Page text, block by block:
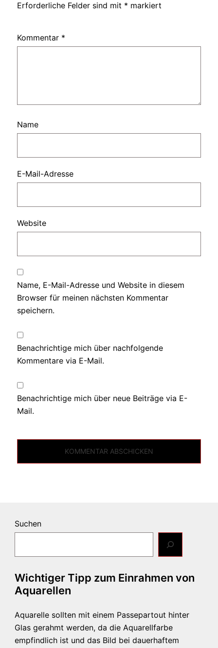
Erforderliche Felder sind mit * markiert
Kommentar *
Name
E-Mail-Adresse
Website
Name, E-Mail-Adresse und Website in diesem
Browser für meinen nächsten Kommentar
speichern.
Benachrichtige mich über nachfolgende
Kommentare via E-Mail.
Benachrichtige mich über neue Beiträge via E-
Mail.
Suchen
Wichtiger Tipp zum Einrahmen von
Aquarellen
Aquarelle sollten mit einem Passepartout hinter
Glas gerahmt werden, da die Aquarellfarbe
empfindlich ist und das Bild bei dauerhaftem